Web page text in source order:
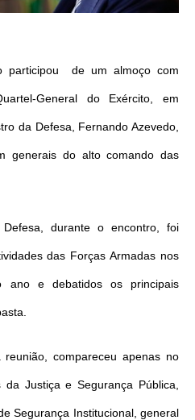
participou de um almoço com
General do Exército, em
da Defesa, Fernando Azevedo,
generais do alto comando das
durante o encontro, foi
das Forças Armadas nos
ano e debatidos os principais
compareceu apenas no
Justiça e Segurança Pública,
Segurança Institucional, general